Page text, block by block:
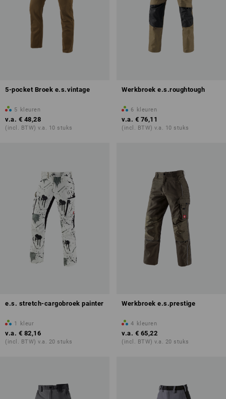
5-pocket Broek e.s.vintage
5 kleuren
v.a. € 48,28
(incl. BTW) v.a. 10 stuks
Werkbroek e.s.roughtough
6 kleuren
v.a. € 76,11
(incl. BTW) v.a. 10 stuks
e.s. stretch-cargobroek painter
1 kleur
v.a. € 82,16
(incl. BTW) v.a. 20 stuks
Werkbroek e.s.prestige
4 kleuren
v.a. € 65,22
(incl. BTW) v.a. 20 stuks